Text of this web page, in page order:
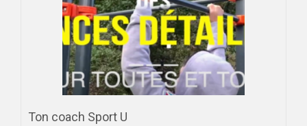
VIDÉOTHÈQUE
LOGOTHÈQUE
AFFICHES
PALMARÈS
Ton coach Sport U